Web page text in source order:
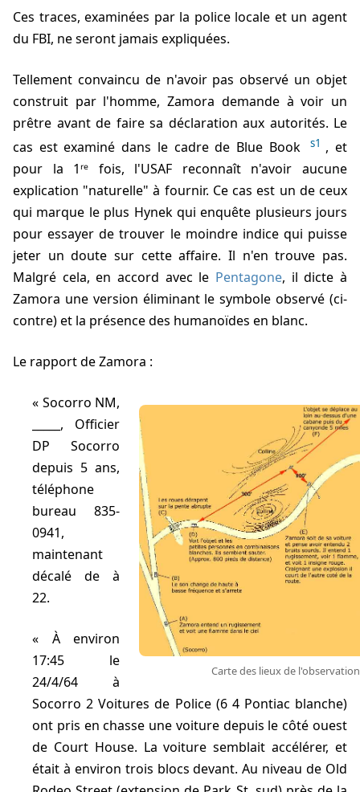
Ces traces, examinées par la police locale et un agent
du FBI, ne seront jamais expliquées.
Tellement convaincu de n'avoir pas observé un objet
construit par l'homme, Zamora demande à voir un
prêtre avant de faire sa déclaration aux autorités. Le
cas est examiné dans le cadre de Blue Book
s1 , et
pour la 1ʳᵉ fois, l'USAF reconnaît n'avoir aucune
explication "naturelle" à fournir. Ce cas est un de ceux
qui marque le plus Hynek qui enquête plusieurs jours
pour essayer de trouver le moindre indice qui puisse
jeter un doute sur cette affaire. Il n'en trouve pas.
Malgré cela, en accord avec le Pentagone, il dicte à
Zamora une version éliminant le symbole observé (ci-
contre) et la présence des humanoïdes en blanc.
Le rapport de Zamora :
Carte des lieux de l'observation
Socorro NM,
_____, Officier
DP Socorro
depuis 5 ans,
téléphone
bureau 835-
0941,
maintenant
décalé de à
22.
À environ
17:45 le
24/4/64 à
Socorro 2 Voitures de Police (6 4 Pontiac blanche)
ont pris en chasse une voiture depuis le côté ouest
de Court House. La voiture semblait accélérer, et
était à environ trois blocs devant. Au niveau de Old